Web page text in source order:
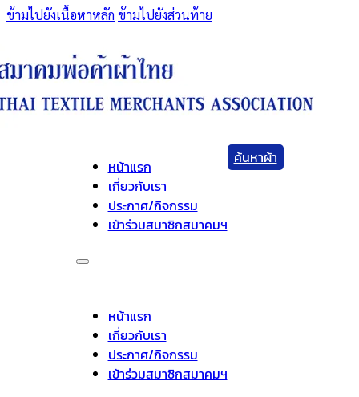
ข้ามไปยังเนื้อหาหลัก ข้ามไปยังส่วนท้าย
หน้าแรก
เกี่ยวกับเรา
ประกาศ/กิจกรรม
เข้าร่วมสมาชิกสมาคมฯ
หน้าแรก
เกี่ยวกับเรา
ประกาศ/กิจกรรม
เข้าร่วมสมาชิกสมาคมฯ
ค้นหาผ้า